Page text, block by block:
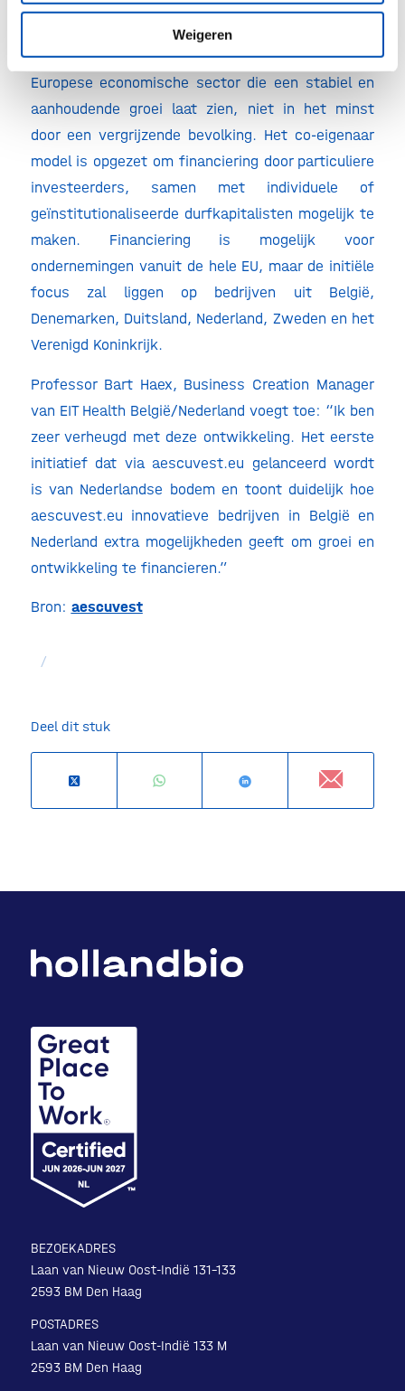
Weigeren
zijn beoordeeld. Het geeft daarmee het voordeel
een vroege investeerder te zijn in grootste
Europese economische sector die een stabiel en
aanhoudende groei laat zien, niet in het minst
door een vergrijzende bevolking. Het co-eigenaar
model is opgezet om financiering door particuliere
investeerders, samen met individuele of
geïnstitutionaliseerde durfkapitalisten mogelijk te
maken. Financiering is mogelijk voor
ondernemingen vanuit de hele EU, maar de initiële
focus zal liggen op bedrijven uit België,
Denemarken, Duitsland, Nederland, Zweden en het
Verenigd Koninkrijk.
Professor Bart Haex, Business Creation Manager
van EIT Health België/Nederland voegt toe: “Ik ben
zeer verheugd met deze ontwikkeling. Het eerste
initiatief dat via aescuvest.eu gelanceerd wordt
is van Nederlandse bodem en toont duidelijk hoe
aescuvest.eu innovatieve bedrijven in België en
Nederland extra mogelijkheden geeft om groei en
ontwikkeling te financieren.”
Bron: aescuvest
/
Deel dit stuk
BEZOEKADRES
Laan van Nieuw Oost-Indië 131-133
2593 BM Den Haag
POSTADRES
Laan van Nieuw Oost-Indië 133 M
2593 BM Den Haag